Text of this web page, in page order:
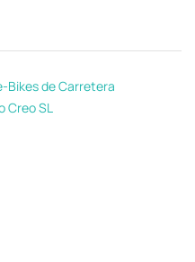
Bikes de Carretera
Creo SL